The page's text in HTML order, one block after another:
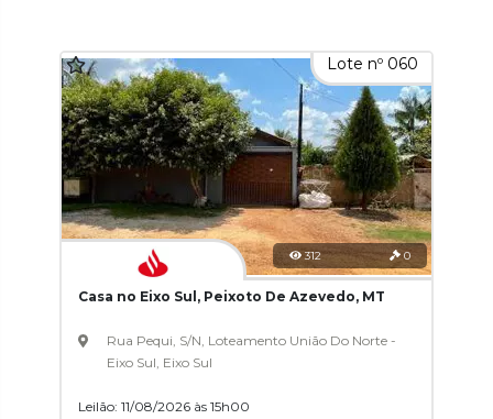
Lote nº 060
312 0
Casa no Eixo Sul, Peixoto De Azevedo, MT
Rua Pequi, S/N, Loteamento União Do Norte -
Eixo Sul, Eixo Sul
Leilão: 11/08/2026 às 15h00